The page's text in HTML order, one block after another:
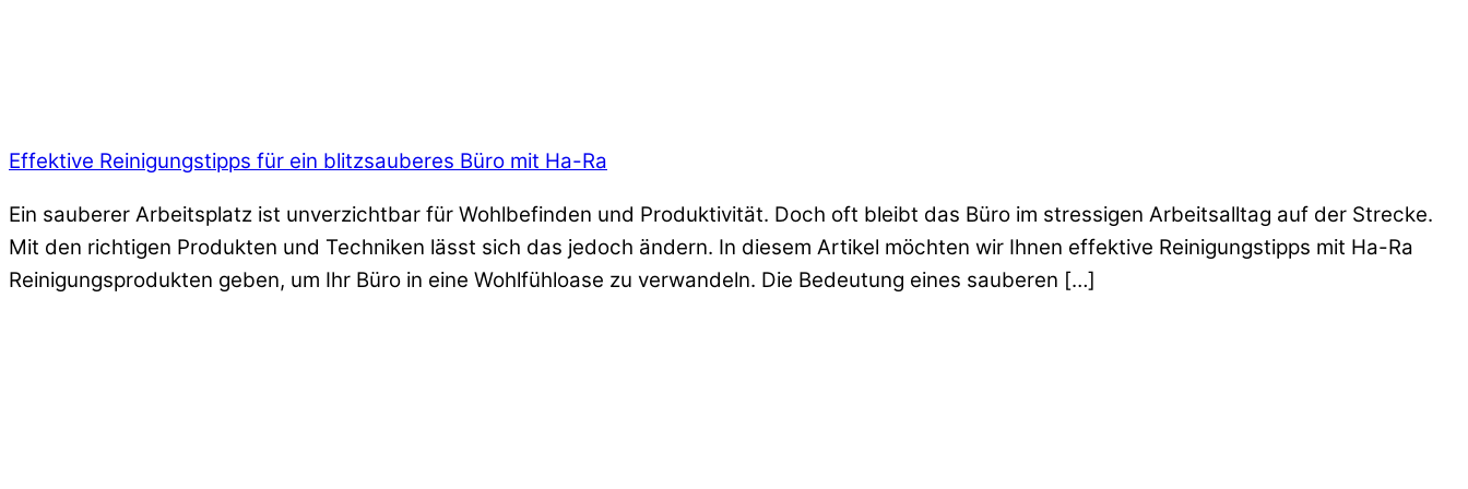
Effektive Reinigungstipps für ein blitzsauberes Büro mit Ha-Ra
Ein sauberer Arbeitsplatz ist unverzichtbar für Wohlbefinden und Produktivität. Doch oft bleibt das Büro im stressigen Arbeitsalltag auf der Strecke.
Mit den richtigen Produkten und Techniken lässt sich das jedoch ändern. In diesem Artikel möchten wir Ihnen effektive Reinigungstipps mit Ha-Ra
Reinigungsprodukten geben, um Ihr Büro in eine Wohlfühloase zu verwandeln. Die Bedeutung eines sauberen […]